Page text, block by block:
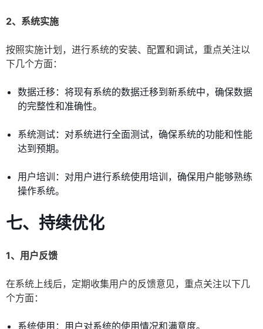
2、系统实施
按照实施计划，进行系统的安装、配置和调试，重点关注以
下几个方面：
数据迁移：将现有系统的数据迁移到新系统中，确保数据
的完整性和准确性。
系统测试：对系统进行全面测试，确保系统的功能和性能
达到预期。
用户培训：对用户进行系统使用培训，确保用户能够熟练
操作系统。
七、持续优化
1、用户反馈
在系统上线后，定期收集用户的反馈意见，重点关注以下几
个方面：
系统使用：用户对系统的使用情况和满意度。